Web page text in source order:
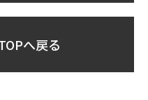
へ戻る